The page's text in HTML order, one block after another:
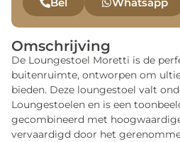
Omschrijving
De Loungestoel Moretti is de
buitenruimte, ontworpen om
bieden. Deze loungestoel valt
Loungestoelen en is een
gecombineerd met
vervaardigd door het